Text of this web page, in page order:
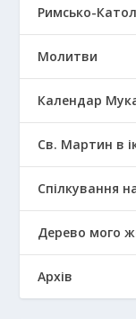
Римсько-
Молитви
Календар
Св. Мартин в
Спілкування
Дерево мого
Архів